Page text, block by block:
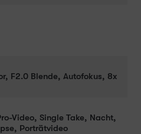
F2.0 Blende, Autofokus, 8x
Video, Single Take, Nacht,
Porträtvideo